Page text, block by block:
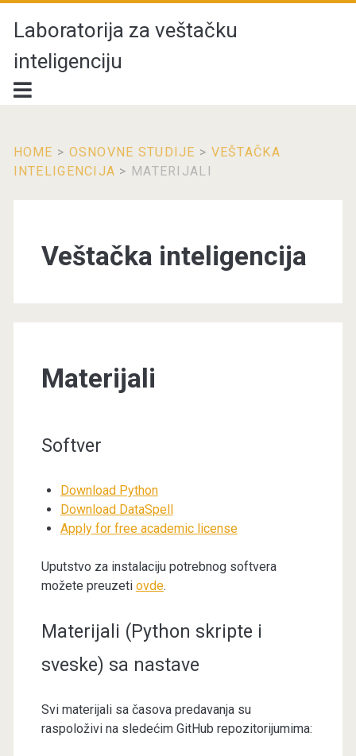
Laboratorija za veštačku
inteligenciju
HOME > OSNOVNE STUDIJE > VEŠTAČKA
INTELIGENCIJA > MATERIJALI
Veštačka inteligencija
Materijali
Softver
Download Python
Download DataSpell
Apply for free academic license
Uputstvo za instalaciju potrebnog softvera
možete preuzeti ovde.
Materijali (Python skripte i
sveske) sa nastave
Svi materijali sa časova predavanja su
raspoloživi na sledećim GitHub repozitorijumima: